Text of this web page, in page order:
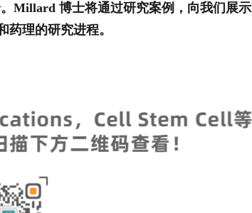
博士将通过研究案例，向我们展
理的研究进程。